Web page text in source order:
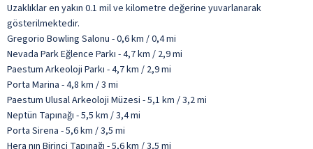
Uzaklıklar en yakın 0.1 mil ve kilometre değerine yuvarlanarak
gösterilmektedir.
Gregorio Bowling Salonu - 0,6 km / 0,4 mi
Nevada Park Eğlence Parkı - 4,7 km / 2,9 mi
Paestum Arkeoloji Parkı - 4,7 km / 2,9 mi
Porta Marina - 4,8 km / 3 mi
Paestum Ulusal Arkeoloji Müzesi - 5,1 km / 3,2 mi
Neptün Tapınağı - 5,5 km / 3,4 mi
Porta Sirena - 5,6 km / 3,5 mi
Hera nın Birinci Tapınağı - 5,6 km / 3,5 mi